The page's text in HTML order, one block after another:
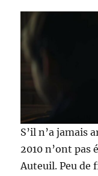
S’il n’a jamais
2010 n’ont pas
Auteuil. Peu de